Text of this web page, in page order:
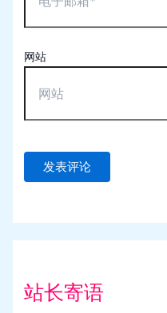
网站
站长寄语